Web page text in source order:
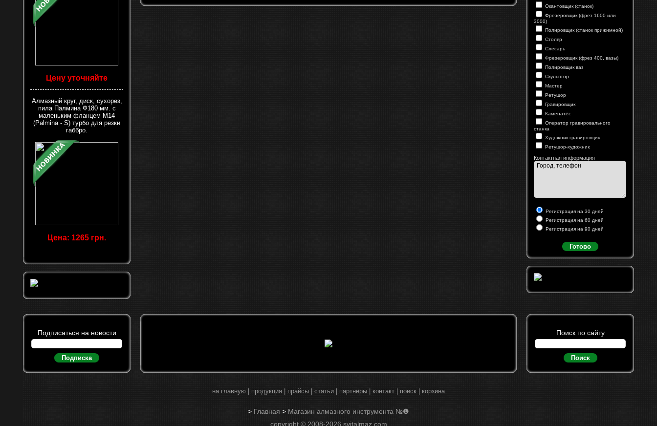
Цену уточняйте
Алмазный круг, диск, сухорез,
пила Палмина Ф180 мм. с
маленьким фланцем М14
(Palmina - S) турбо для резки
габбро.
Цена: 1265 грн.
Окантовщик (станок)
Фрезеровщик (фрез 1600 или
3000)
Полировщик (станок прижимной)
Столяр
Слесарь
Фрезеровщик (фрез 400, вазы)
Полировщик ваз
Скульптор
Мастер
Ретушор
Гравировщик
Каменатёс
Оператор гравировального
станка
Художник-гравировщик
Ретушор-художник
Контактная информация
Регистрация на 30 дней
Регистрация на 60 дней
Регистрация на 90 дней
Готово
Подписаться на новости
Подписка
Поиск по сайту
Поиск
на главную продукция прайсы статьи партнёры контакт поиск корзина
> Главная > Магазин алмазного инструмента №❶
copyright © 2008-2026 svitalmaz.com